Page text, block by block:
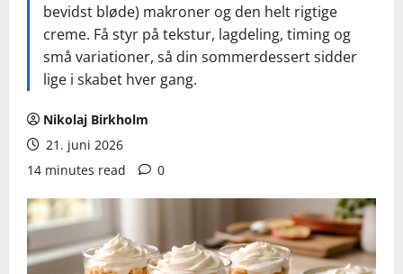
bevidst bløde) makroner og den helt rigtige
creme. Få styr på tekstur, lagdeling, timing og
små variationer, så din sommerdessert sidder
lige i skabet hver gang.
Nikolaj Birkholm
21. juni 2026
14 minutes read
0